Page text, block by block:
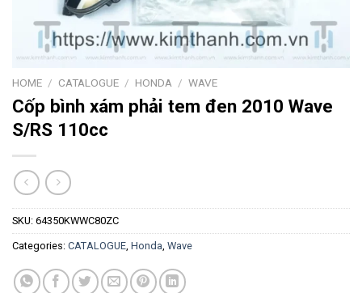
HOME / CATALOGUE / HONDA / WAVE
Cốp bình xám phải tem đen 2010 Wave
S/RS 110cc
SKU: 64350KWWC80ZC
Categories: CATALOGUE, Honda, Wave